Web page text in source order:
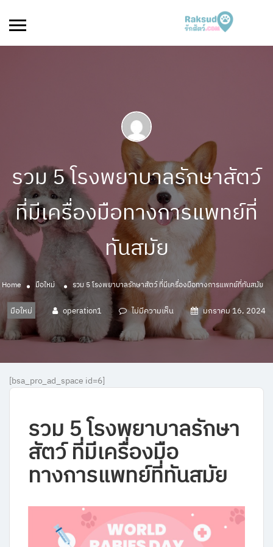
รวม 5 โรงพยาบาลรักษาสัตว์
ที่มีเครื่องมือทางการแพทย์ที่
ทันสมัย
Home มือใหม่ รวม 5 โรงพยาบาลรักษาสัตว์ ที่มีเครื่องมือทางการแพทย์ที่ทันสมัย
มือใหม่ operation1 ไม่มีความเห็น มกราคม 16, 2024
[bsa_pro_ad_space id=6]
รวม5โรงพยาบาลรักษา
สัตว์ที่มีเครื่องมือ
ทางการแพทย์ที่ทันสมัย